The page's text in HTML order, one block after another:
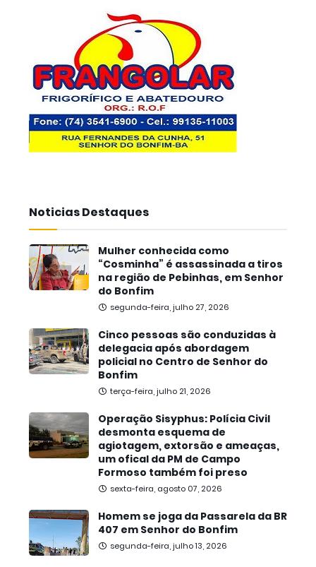
Noticias Destaques
Mulher conhecida como
“Cosminha” é assassinada a tiros
na região de Pebinhas, em Senhor
do Bonfim
segunda-feira, julho 27, 2026
Cinco pessoas são conduzidas à
delegacia após abordagem
policial no Centro de Senhor do
Bonfim
terça-feira, julho 21, 2026
Operação Sisyphus: Polícia Civil
desmonta esquema de
agiotagem, extorsão e ameaças,
um ofical da PM de Campo
Formoso também foi preso
sexta-feira, agosto 07, 2026
Homem se joga da Passarela da BR
407 em Senhor do Bonfim
segunda-feira, julho 13, 2026